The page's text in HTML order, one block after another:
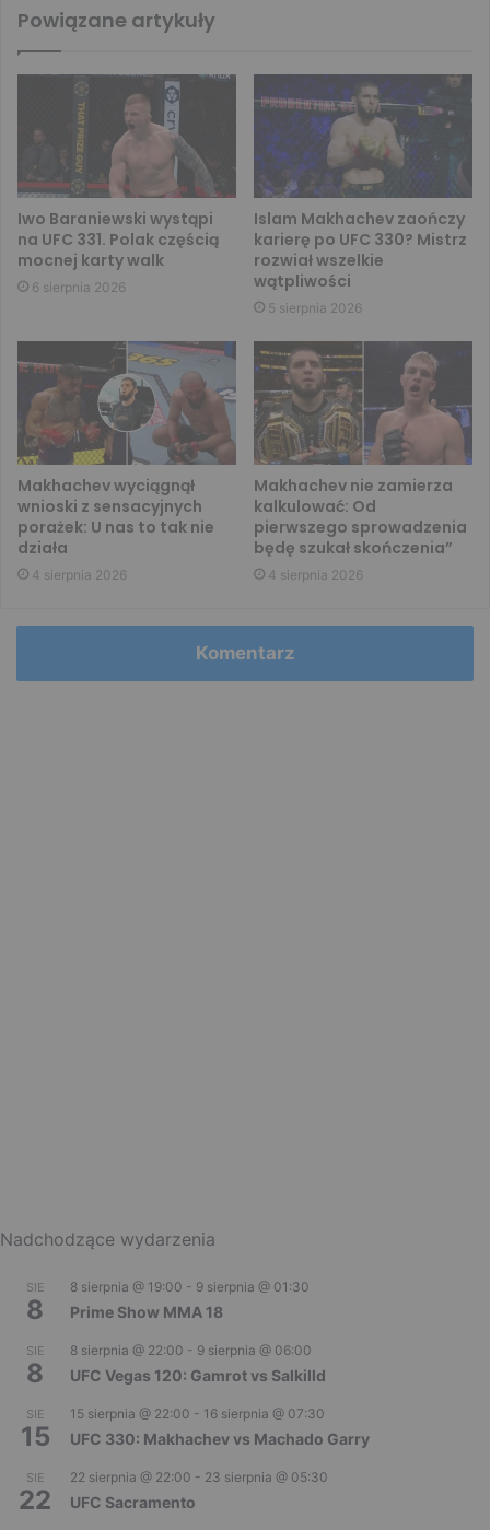
Powiązane artykuły
Iwo Baraniewski wystąpi
na UFC 331. Polak częścią
mocnej karty walk
6 sierpnia 2026
Islam Makhachev zaończy
karierę po UFC 330? Mistrz
rozwiał wszelkie
wątpliwości
5 sierpnia 2026
Makhachev wyciągnął
wnioski z sensacyjnych
porażek: U nas to tak nie
działa
4 sierpnia 2026
Makhachev nie zamierza
kalkulować: Od
pierwszego sprowadzenia
będę szukał skończenia”
4 sierpnia 2026
Komentarz
Nadchodzące wydarzenia
SIE
8
8 sierpnia @ 19:00 - 9 sierpnia @ 01:30
Prime Show MMA 18
SIE
8
8 sierpnia @ 22:00 - 9 sierpnia @ 06:00
UFC Vegas 120: Gamrot vs Salkilld
SIE
15
15 sierpnia @ 22:00 - 16 sierpnia @ 07:30
UFC 330: Makhachev vs Machado Garry
SIE
22
22 sierpnia @ 22:00 - 23 sierpnia @ 05:30
UFC Sacramento